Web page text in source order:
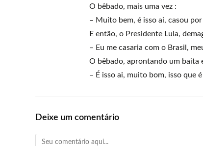
O bêbado, mais uma vez :
– Muito bem, é isso ai, casou
E então, o Presidente Lula,
– Eu me casaria com o Brasil,
O bêbado, aprontando um baita
– É isso ai, muito bom, isso que
Deixe um comentário